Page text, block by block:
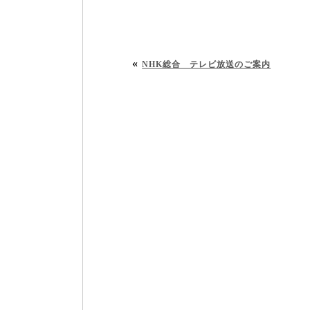
«NHK総合 テレビ放送のご案内